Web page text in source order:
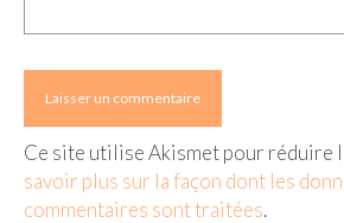
Ce site utilise Akismet pour réduire
savoir plus sur la façon dont les
commentaires sont traitées.